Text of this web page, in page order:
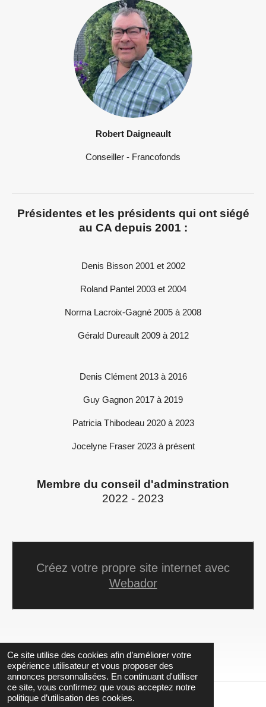
Ce site utilise des cookies afin d’améliorer votre
expérience utilisateur et vous proposer des
annonces personnalisées. En continuant d'utiliser
ce site, vous confirmez que vous acceptez notre
politique d’utilisation des cookies.
Robert Daigneault
Conseiller - Francofonds
Présidentes et les présidents qui ont siégé
au CA depuis 2001 :
Denis Bisson 2001 et 2002
Roland Pantel 2003 et 2004
Norma Lacroix-Gagné 2005 à 2008
Gérald Dureault 2009 à 2012
Denis Clément 2013 à 2016
Guy Gagnon 2017 à 2019
Patricia Thibodeau 2020 à 2023
Jocelyne Fraser 2023 à présent
Membre du conseil d'adminstration
2022 - 2023
Créez votre propre site internet avec
Webador
© 2023 - 2026 lesemr.org